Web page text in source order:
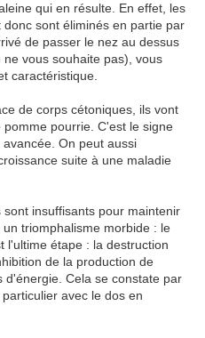
qui en résulte. En effet, les
sont éliminés en partie par
de passer le nez au dessus
vous souhaite pas), vous
caractéristique.
de corps cétoniques, ils vont
pourrie. C'est le signe
On peut aussi
suite à une maladie
insuffisants pour maintenir
triomphalisme morbide : le
l'ultime étape : la destruction
de la production de
d'énergie. Cela se constate par
avec le dos en